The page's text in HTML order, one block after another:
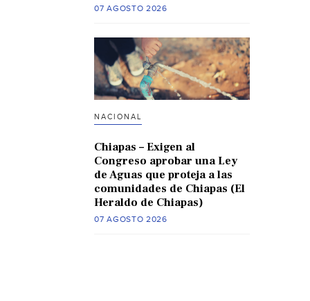
07 AGOSTO 2026
NACIONAL
Chiapas – Exigen al
Congreso aprobar una Ley
de Aguas que proteja a las
comunidades de Chiapas (El
Heraldo de Chiapas)
07 AGOSTO 2026